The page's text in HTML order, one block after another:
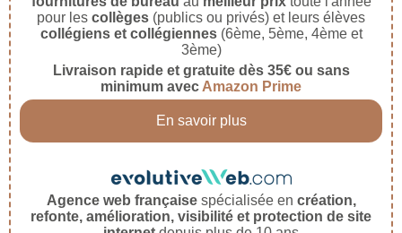
pour les collèges (publics ou privés) et leurs élèves
collégiens et collégiennes(6ème, 5ème, 4ème et
3ème)
Livraison rapide et gratuite dès 35€ ou sans
minimum avec Amazon Prime
En savoir plus
Agence web françaisespécialisée en création,
refonte, amélioration, visibilité et protection de site